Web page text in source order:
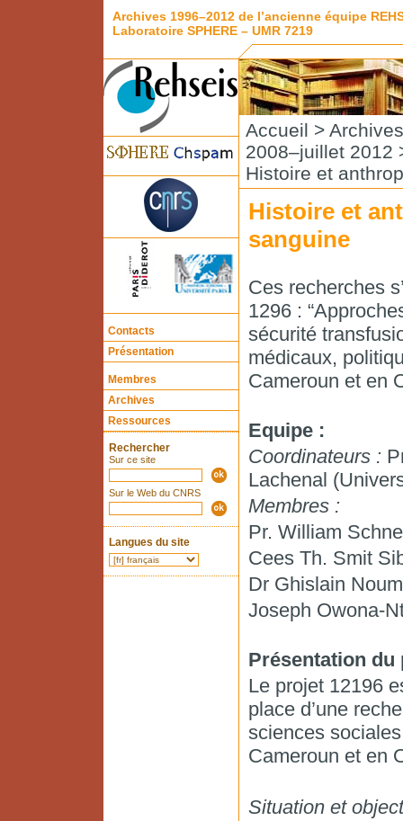
Archives 1996–2012 de l’ancienne équipe
Laboratoire SPHERE – UMR 7219
Contacts
Présentation
Membres
Archives
Ressources
Rechercher
Sur ce site
Sur le Web du CNRS
Langues du site
Accueil > Archives
2008–juillet 2012
Histoire et
Histoire et
sanguine
Ces recherches
1296 :
sécurité
médicaux,
Cameroun et en
Equipe :
Coordinateurs :
Lachenal
Membres :
Pr. William
Cees Th. Smit
Dr Ghislain
Joseph Owona-
Présentation du
Le projet 12196
place d’une
sciences
Cameroun et en
Situation et